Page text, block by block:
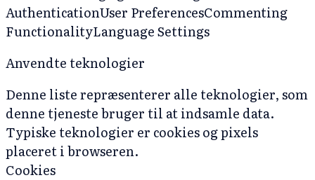
AuthenticationUser PreferencesCommenting
FunctionalityLanguage Settings
Anvendte teknologier
Denne liste repræsenterer alle teknologier, som
denne tjeneste bruger til at indsamle data.
Typiske teknologier er cookies og pixels
placeret i browseren.
Cookies